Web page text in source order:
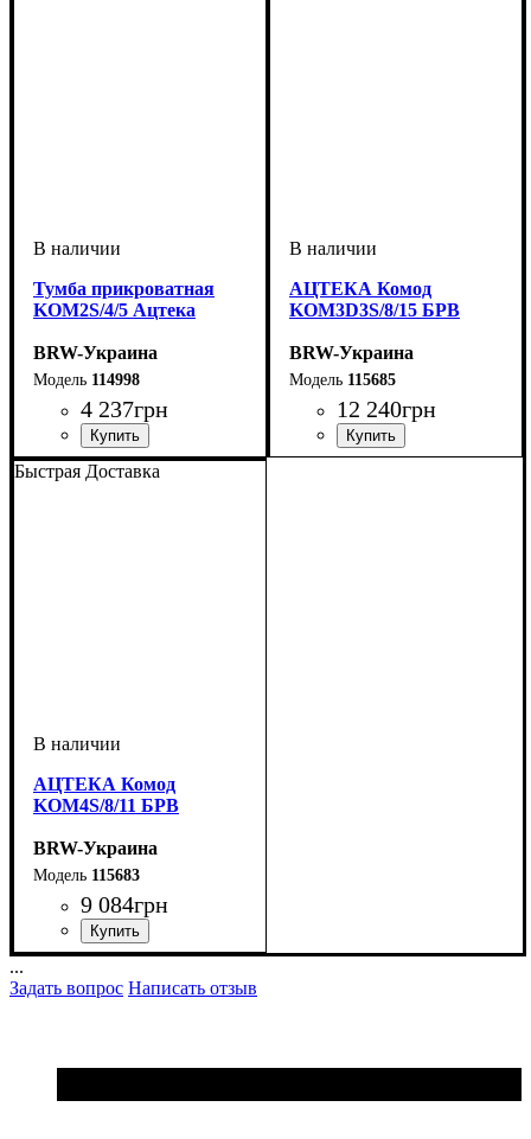
Тумба прикроватная
KOM2S/4/5 Ацтека
BRW-Украина
114998
4 237грн
ширина, мм: 500
высота, мм: 430
глубина, мм: 410
АЦТЕКА Комод
KOM3D3S/8/15 БРВ
BRW-Украина
115685
12 240грн
ширина, мм: 1500
высота, мм: 840
глубина, мм: 410
Быстрая Доставка
АЦТЕКА Комод
KOM4S/8/11 БРВ
BRW-Украина
115683
9 084грн
ширина, мм: 1050
высота, мм: 840
глубина, мм: 410
...
Задать вопрос Написать отзыв